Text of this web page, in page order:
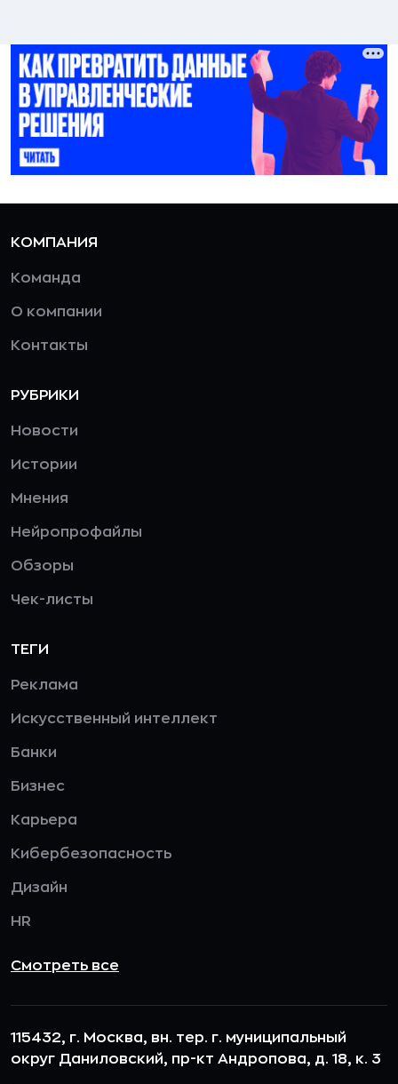
КОМПАНИЯ
Команда
О компании
Контакты
РУБРИКИ
Новости
Истории
Мнения
Нейропрофайлы
Обзоры
Чек-листы
ТЕГИ
Реклама
Искусственный интеллект
Банки
Бизнес
Карьера
Кибербезопасность
Дизайн
HR
Смотреть все
115432, г. Москва, вн. тер. г. муниципальный
округ Даниловский, пр-кт Андропова, д. 18, к. 3